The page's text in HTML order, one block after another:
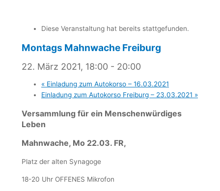
Diese Veranstaltung hat bereits stattgefunden.
Montags Mahnwache Freiburg
22. März 2021, 18:00 - 20:00
«Einladung zum Autokorso – 16.03.2021
Einladung zum Autokorso Freiburg – 23.03.2021 »
Versammlung für ein Menschenwürdiges
Leben
Mahnwache, Mo 22.03. FR,
Platz der alten Synagoge
18-20 Uhr OFFENES Mikrofon